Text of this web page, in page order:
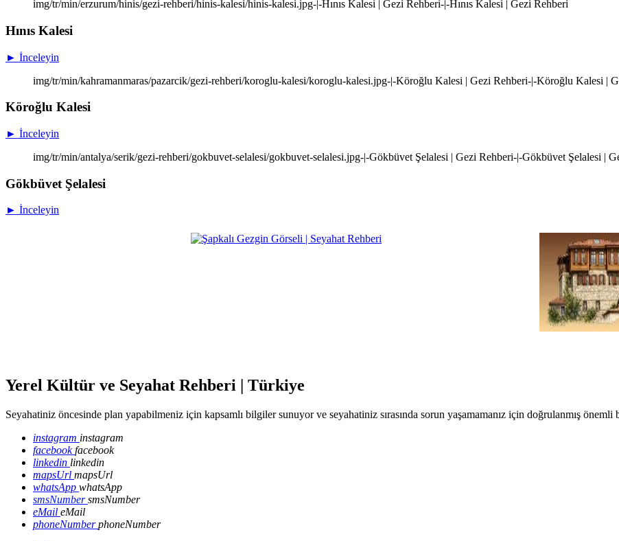
img/tr/min/erzurum/hinis/gezi-rehberi/hinis-kalesi/hinis-kalesi.jpg-|-Hınıs Kalesi | Gezi Rehberi-|-Hınıs Kalesi | Gezi Rehberi
Hınıs Kalesi
► İnceleyin
img/tr/min/kahramanmaras/pazarcik/gezi-rehberi/koroglu-kalesi/koroglu-kalesi.jpg-|-Köroğlu Kalesi | Gezi Rehberi-|-Köroğlu Kalesi |
Köroğlu Kalesi
► İnceleyin
img/tr/min/antalya/serik/gezi-rehberi/gokbuvet-selalesi/gokbuvet-selalesi.jpg-|-Gökbüvet Şelalesi | Gezi Rehberi-|-Gökbüvet Şelalesi |
Gökbüvet Şelalesi
► İnceleyin
Yerel Kültür ve Seyahat Rehberi | Türkiye
Seyahatiniz öncesinde plan yapabilmeniz için kapsamlı bilgiler sunuyor ve seyahatiniz sırasında sorun yaşamamanız için doğrulanmış önemli
instagram instagram
facebookfacebook
linkedin linkedin
mapsUrl mapsUrl
whatsApp whatsApp
smsNumbersmsNumber
eMail eMail
phoneNumberphoneNumber